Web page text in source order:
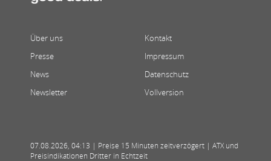
Über uns
Presse
News
Newsletter
Kontakt
Impressum
Datenschutz
Vollversion
07.08.2026, 04:13 | Preise 15 Minuten zeitverzögert | ATX und
Preisindikationen Dritter in Echtzeit